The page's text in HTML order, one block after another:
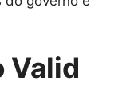
Valid